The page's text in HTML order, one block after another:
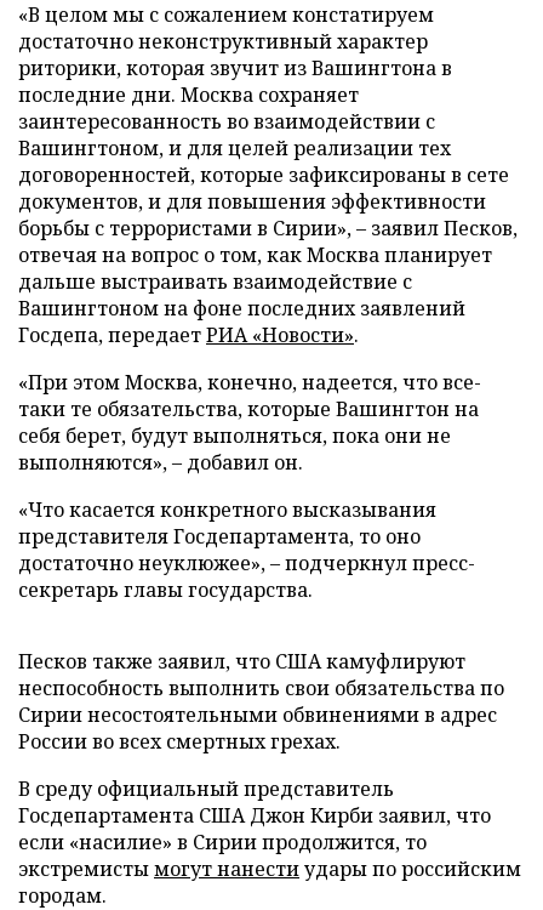
«В целом мы с сожалением констатируем
достаточно неконструктивный характер
риторики, которая звучит из Вашингтона в
последние дни. Москва сохраняет
заинтересованность во взаимодействии с
Вашингтоном, и для целей реализации тех
договоренностей, которые зафиксированы в сете
документов, и для повышения эффективности
борьбы с террористами в Сирии», – заявил Песков,
отвечая на вопрос о том, как Москва планирует
дальше выстраивать взаимодействие с
Вашингтоном на фоне последних заявлений
Госдепа, передаетРИА «Новости».
«При этом Москва, конечно, надеется, что все-
таки те обязательства, которые Вашингтон на
себя берет, будут выполняться, пока они не
выполняются», – добавил он.
«Что касается конкретного высказывания
представителя Госдепартамента, то оно
достаточно неуклюжее», – подчеркнул пресс-
секретарь главы государства.
Песков также заявил, что США камуфлируют
неспособность выполнить свои обязательства по
Сирии несостоятельными обвинениями в адрес
России во всех смертных грехах.
В среду официальный представитель
Госдепартамента США Джон Кирби заявил, что
если «насилие» в Сирии продолжится, то
экстремистымогут нанестиудары по российским
городам.